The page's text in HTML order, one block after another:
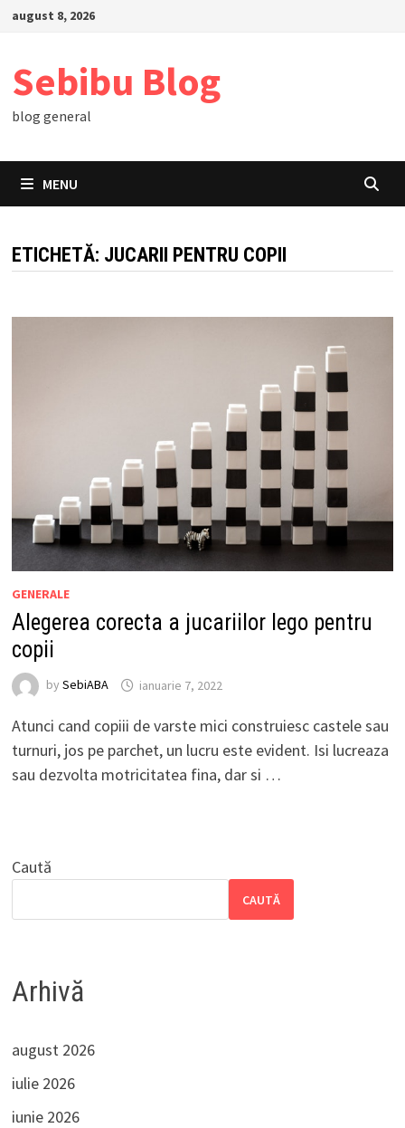
Skipaugust 8, 2026
Sebibu Blog
blog general
MENU
ETICHETĂ: JUCARII PENTRU COPII
GENERALE
Alegerea corecta a jucariilor lego pentru
copii
by SebiABA ianuarie 7, 2022
Atunci cand copiii de varste mici construiesc castele sau
turnuri, jos pe parchet, un lucru este evident. Isi lucreaza
sau dezvolta motricitatea fina, dar si …
Caută
CAUTĂ
Arhivă
august 2026
iulie 2026
iunie 2026